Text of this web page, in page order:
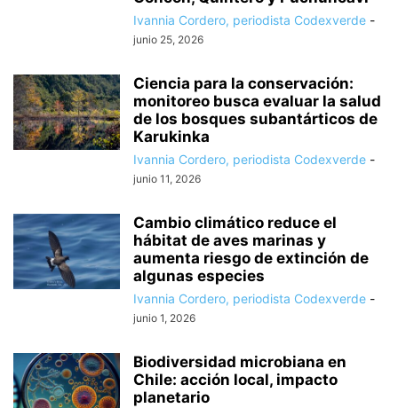
Ivannia Cordero, periodista Codexverde -
junio 25, 2026
Ciencia para la conservación:
monitoreo busca evaluar la salud
de los bosques subantárticos de
Karukinka
Ivannia Cordero, periodista Codexverde -
junio 11, 2026
Cambio climático reduce el
hábitat de aves marinas y
aumenta riesgo de extinción de
algunas especies
Ivannia Cordero, periodista Codexverde -
junio 1, 2026
Biodiversidad microbiana en
Chile: acción local, impacto
planetario